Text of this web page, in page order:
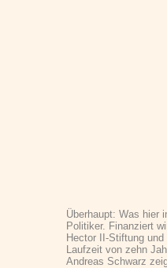
Überhaupt: Was hier
Politiker. Finanziert
Hector II-Stiftung
Laufzeit von zehn
Andreas Schwarz